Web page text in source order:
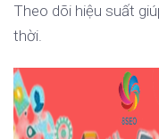
Theo dõi hiệu suất
thời.